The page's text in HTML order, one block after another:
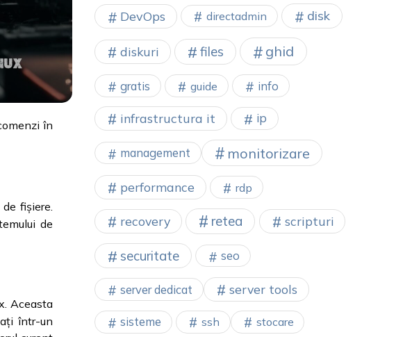
în
fișiere.
de
Aceasta
într-un
DevOps directadmin disk
diskuri files ghid
gratis guide info
infrastructura it ip
management monitorizare
performance rdp
recovery retea scripturi
securitate seo
server dedicat server tools
sisteme ssh stocare